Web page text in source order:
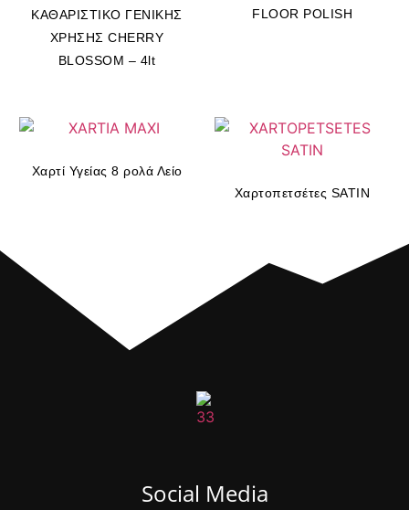
ΚΑΘΑΡΙΣΤΙΚΟ ΓΕΝΙΚΗΣ
ΧΡΗΣΗΣ CHERRY
BLOSSOM – 4lt
FLOOR POLISH
Χαρτί Υγείας 8 ρολά Λείο
Χαρτοπετσέτες SATIN
Social Media